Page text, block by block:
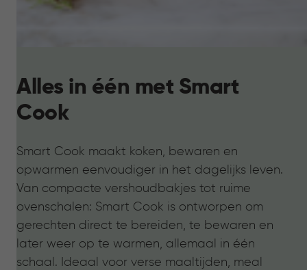
Alles in één met Smart
Cook
Smart Cook maakt koken, bewaren en
opwarmen eenvoudiger in het dagelijks leven.
Van compacte vershoudbakjes tot ruime
ovenschalen: Smart Cook is ontworpen om
gerechten direct te bereiden, te bewaren en
later weer op te warmen, allemaal in één
schaal. Ideaal voor verse maaltijden, meal